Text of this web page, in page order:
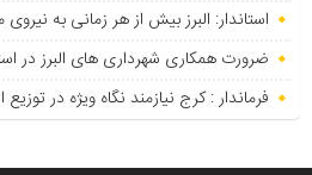
استاندار: البرز بیش از هر زمانی به نیروی
ضرورت همکاری شهرداری های البرز در
فرماندار : کرج نیازمند نگاه ویژه در